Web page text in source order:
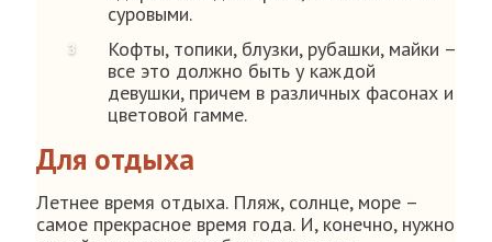
суровыми.
Кофты, топики, блузки, рубашки, майки –
все это должно быть у каждой
девушки, причем в различных фасонах и
цветовой гамме.
Для отдыха
Летнее время отдыха. Пляж, солнце, море –
самое прекрасное время года. И, конечно, нужно